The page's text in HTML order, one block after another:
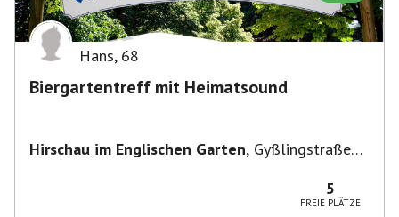
Hans, 68
Biergartentreff mit Heimatsound
Hirschau im Englischen Garten, Gyßlingstraße
5
FREIE PLÄTZE